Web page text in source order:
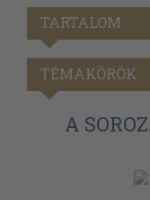
TARTALOM
TÉMAKÖRÖK
A